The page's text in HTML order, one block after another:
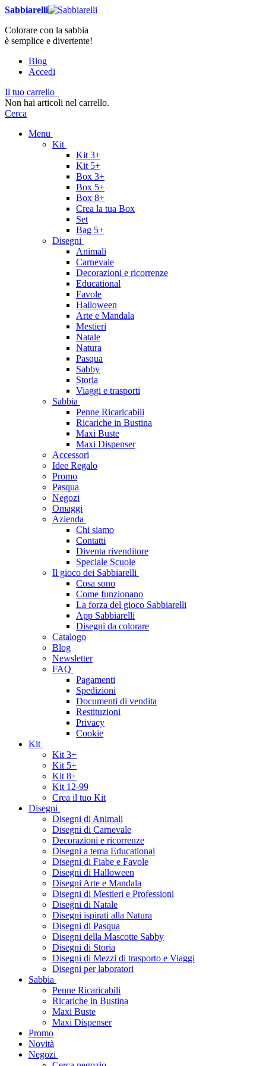
Sabbiarelli
Colorare con la sabbia
è semplice e divertente!
Blog
Accedi
Il tuo carrello
Non hai articoli nel carrello.
Cerca
Menu
Kit
Kit 3+
Kit 5+
Box 3+
Box 5+
Box 8+
Crea la tua Box
Set
Bag 5+
Disegni
Animali
Carnevale
Decorazioni e ricorrenze
Educational
Favole
Halloween
Arte e Mandala
Mestieri
Natale
Natura
Pasqua
Sabby
Storia
Viaggi e trasporti
Sabbia
Penne Ricaricabili
Ricariche in Bustina
Maxi Buste
Maxi Dispenser
Accessori
Idee Regalo
Promo
Pasqua
Negozi
Omaggi
Azienda
Chi siamo
Contatti
Diventa rivenditore
Speciale Scuole
Il gioco dei Sabbiarelli
Cosa sono
Come funzionano
La forza del gioco Sabbiarelli
App Sabbiarelli
Disegni da colorare
Catalogo
Blog
Newsletter
FAQ
Pagamenti
Spedizioni
Documenti di vendita
Restituzioni
Privacy
Cookie
Kit
Kit 3+
Kit 5+
Kit 8+
Kit 12-99
Crea il tuo Kit
Disegni
Disegni di Animali
Disegni di Carnevale
Decorazioni e ricorrenze
Disegni a tema Educational
Disegni di Fiabe e Favole
Disegni di Halloween
Disegni Arte e Mandala
Disegni di Mestieri e Professioni
Disegni di Natale
Disegni ispirati alla Natura
Disegni di Pasqua
Disegni della Mascotte Sabby
Disegni di Storia
Disegni di Mezzi di trasporto e Viaggi
Disegni per laboratori
Sabbia
Penne Ricaricabili
Ricariche in Bustina
Maxi Buste
Maxi Dispenser
Promo
Novità
Negozi